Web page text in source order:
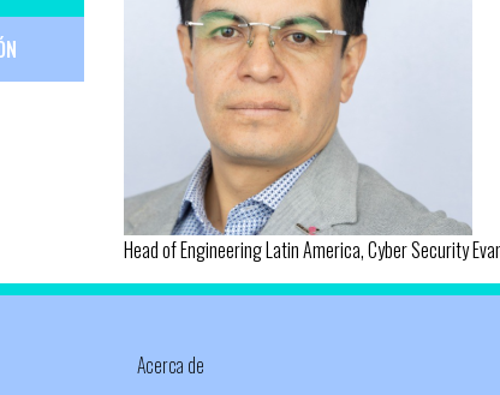
Head of Engineering Latin America, Cyber Security
Acerca de